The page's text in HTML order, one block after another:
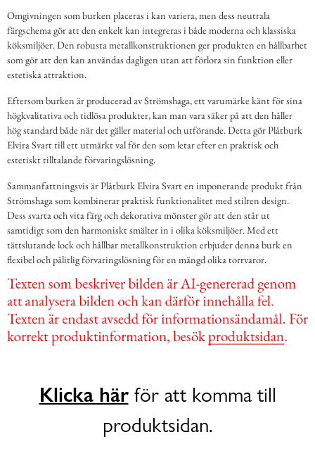
Omgivningen som burken placeras i kan variera, men dess neutrala
färgschema gör att den enkelt kan integreras i både moderna och klassiska
köksmiljöer. Den robusta metallkonstruktionen ger produkten en hållbarhet
som gör att den kan användas dagligen utan att förlora sin funktion eller
estetiska attraktion.
Eftersom burken är producerad av Strömshaga, ett varumärke känt för sina
högkvalitativa och tidlösa produkter, kan man vara säker på att den håller
hög standard både när det gäller material och utförande. Detta gör Plåtburk
Elvira Svart till ett utmärkt val för den som letar efter en praktisk och
estetiskt tilltalande förvaringslösning.
Sammanfattningsvis är Plåtburk Elvira Svart en imponerande produkt från
Strömshaga som kombinerar praktisk funktionalitet med stilren design.
Dess svarta och vita färg och dekorativa mönster gör att den står ut
samtidigt som den harmoniskt smälter in i olika köksmiljöer. Med ett
tättslutande lock och hållbar metallkonstruktion erbjuder denna burk en
flexibel och pålitlig förvaringslösning för en mängd olika torrvaror.
Klicka härför att komma till
produktsidan.